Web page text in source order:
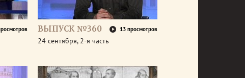
ВЫПУСК №360 13 просмотров
24 сентября, 2-я часть